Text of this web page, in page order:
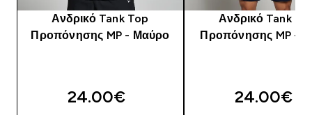
Ανδρικό Tank Top
Προπόνησης MP - Μαύρο
24.00€‎
Ανδρικό Tank
Προπόνησης MP -
24.00€‎